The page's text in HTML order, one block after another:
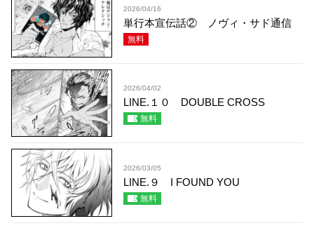
2026/04/16
単行本宣伝話② ノヴィ・サド通信
無料
2026/04/02
LINE.１０ DOUBLE CROSS
無料
2026/03/05
LINE.９ I FOUND YOU
無料